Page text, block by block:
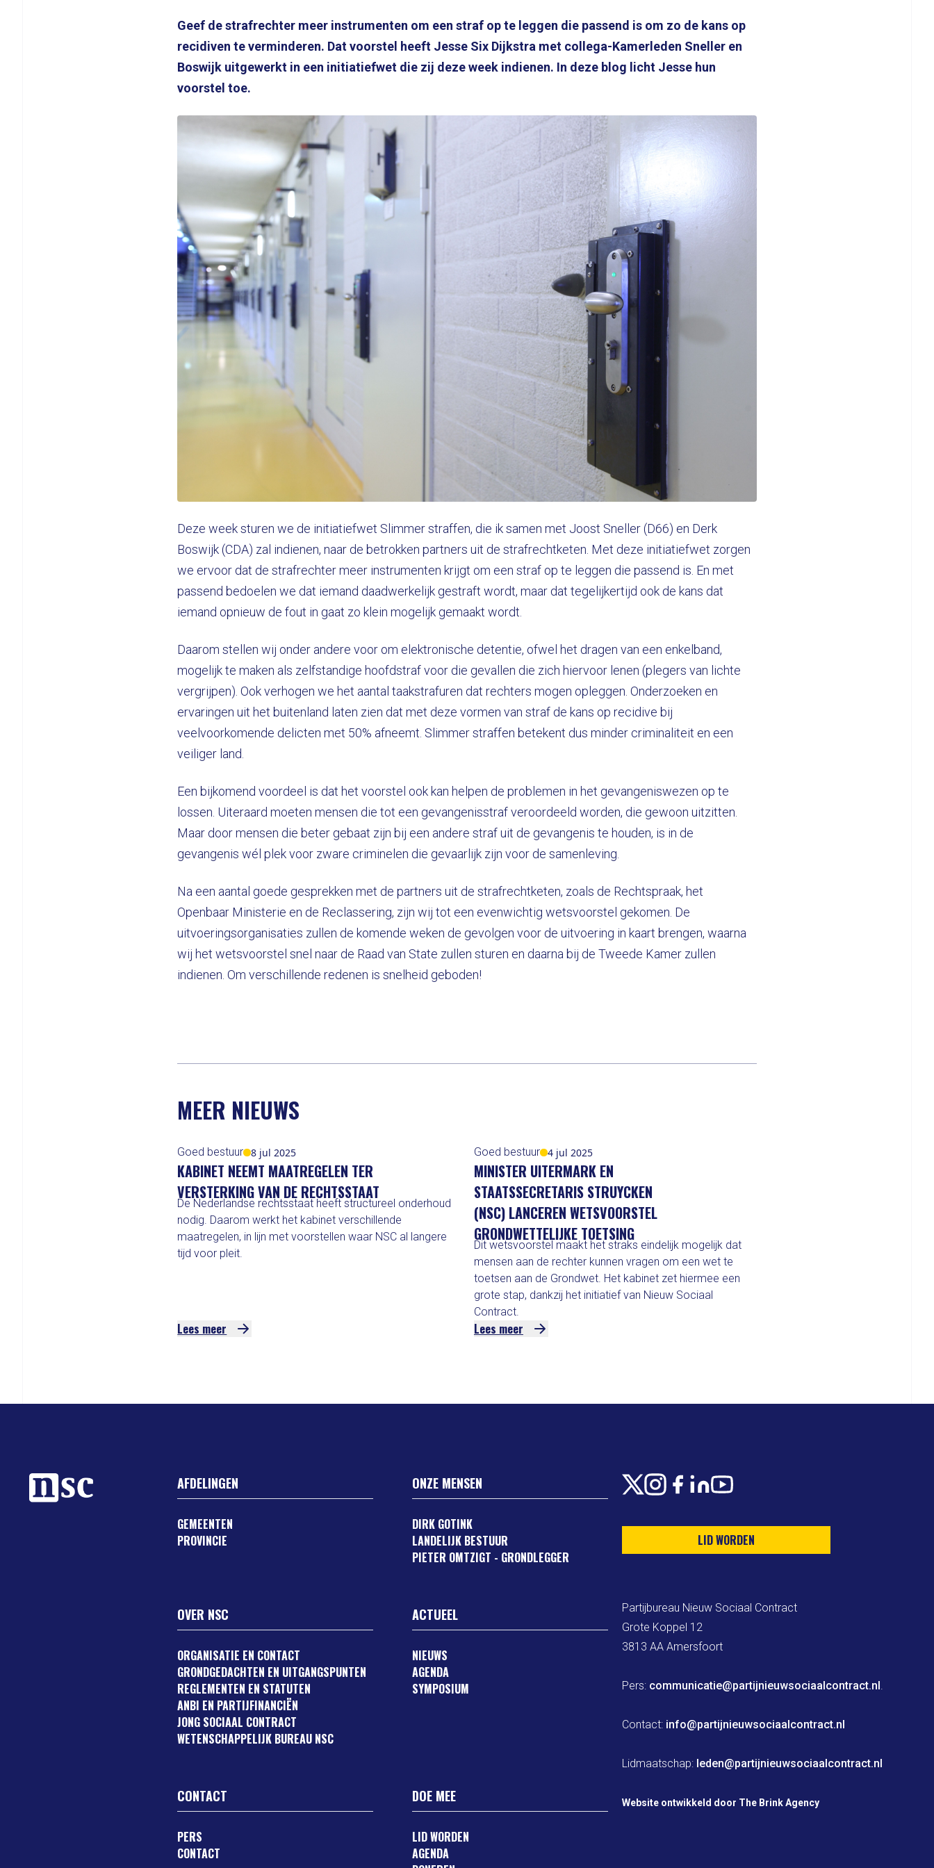
Geef de strafrechter meer instrumenten om een straf op te leggen die passend is om zo de kans op
recidiven te verminderen. Dat voorstel heeft Jesse Six Dijkstra met collega-Kamerleden Sneller en
Boswijk uitgewerkt in een initiatiefwet die zij deze week indienen. In deze blog licht Jesse hun
voorstel toe.
Deze week sturen we de initiatiefwet Slimmer straffen, die ik samen met Joost Sneller (D66) en Derk
Boswijk (CDA) zal indienen, naar de betrokken partners uit de strafrechtketen. Met deze initiatiefwet zorgen
we ervoor dat de strafrechter meer instrumenten krijgt om een straf op te leggen die passend is. En met
passend bedoelen we dat iemand daadwerkelijk gestraft wordt, maar dat tegelijkertijd ook de kans dat
iemand opnieuw de fout in gaat zo klein mogelijk gemaakt wordt.
Daarom stellen wij onder andere voor om elektronische detentie, ofwel het dragen van een enkelband,
mogelijk te maken als zelfstandige hoofdstraf voor die gevallen die zich hiervoor lenen (plegers van lichte
vergrijpen). Ook verhogen we het aantal taakstrafuren dat rechters mogen opleggen. Onderzoeken en
ervaringen uit het buitenland laten zien dat met deze vormen van straf de kans op recidive bij
veelvoorkomende delicten met 50% afneemt. Slimmer straffen betekent dus minder criminaliteit en een
veiliger land.
Een bijkomend voordeel is dat het voorstel ook kan helpen de problemen in het gevangeniswezen op te
lossen. Uiteraard moeten mensen die tot een gevangenisstraf veroordeeld worden, die gewoon uitzitten.
Maar door mensen die beter gebaat zijn bij een andere straf uit de gevangenis te houden, is in de
gevangenis wél plek voor zware criminelen die gevaarlijk zijn voor de samenleving.
Na een aantal goede gesprekken met de partners uit de strafrechtketen, zoals de Rechtspraak, het
Openbaar Ministerie en de Reclassering, zijn wij tot een evenwichtig wetsvoorstel gekomen. De
uitvoeringsorganisaties zullen de komende weken de gevolgen voor de uitvoering in kaart brengen, waarna
wij het wetsvoorstel snel naar de Raad van State zullen sturen en daarna bij de Tweede Kamer zullen
indienen. Om verschillende redenen is snelheid geboden!
MEER NIEUWS
Goed bestuur 8 jul 2025
KABINET NEEMT MAATREGELEN TER
VERSTERKING VAN DE RECHTSSTAAT
De Nederlandse rechtsstaat heeft structureel onderhoud
nodig. Daarom werkt het kabinet verschillende
maatregelen, in lijn met voorstellen waar NSC al langere
tijd voor pleit.
Lees meer
Goed bestuur 4 jul 2025
MINISTER UITERMARK EN
STAATSSECRETARIS STRUYCKEN
(NSC) LANCEREN WETSVOORSTEL
GRONDWETTELIJKE TOETSING
Dit wetsvoorstel maakt het straks eindelijk mogelijk dat
mensen aan de rechter kunnen vragen om een wet te
toetsen aan de Grondwet. Het kabinet zet hiermee een
grote stap, dankzij het initiatief van Nieuw Sociaal
Contract.
Lees meer
AFDELINGEN
GEMEENTEN
PROVINCIE
ONZE MENSEN
DIRK GOTINK
LANDELIJK BESTUUR
PIETER OMTZIGT - GRONDLEGGER
OVER NSC
ORGANISATIE EN CONTACT
GRONDGEDACHTEN EN UITGANGSPUNTEN
REGLEMENTEN EN STATUTEN
ANBI EN PARTIJFINANCIËN
JONG SOCIAAL CONTRACT
WETENSCHAPPELIJK BUREAU NSC
ACTUEEL
NIEUWS
AGENDA
SYMPOSIUM
CONTACT
PERS
CONTACT
DOE MEE
LID WORDEN
AGENDA
X Instagram
Facebook
LinkedIn
Youtube
LID WORDEN
Partijbureau Nieuw Sociaal Contract
Grote Koppel 12
3813 AA Amersfoort
Pers: communicatie@partijnieuwsociaalcontract.nl
Contact: info@partijnieuwsociaalcontract.nl
Lidmaatschap: leden@partijnieuwsociaalcontract.nl
Website ontwikkeld door The Brink Agency